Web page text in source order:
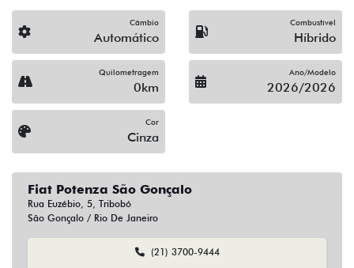
Câmbio
Automático
Combustível
Híbrido
Quilometragem
0km
Ano/Modelo
2026/2026
Cor
Cinza
Fiat Potenza São Gonçalo
Rua Euzébio, 5, Tribobó
São Gonçalo / Rio De Janeiro
(21) 3700-9444